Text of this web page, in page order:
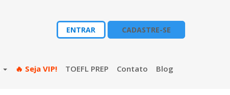
ENTRAR CADASTRE-SE
🔥 Seja VIP! TOEFL PREP Contato Blog